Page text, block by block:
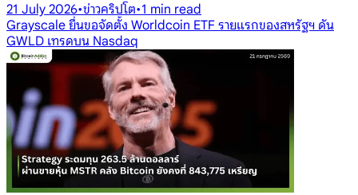
21 July 2026•ข่าวคริปโต•1 min read
Grayscale ยื่นขอจัดตั้ง Worldcoin ETF รายแรกของสหรัฐฯ ดัน
GWLD เทรดบน Nasdaq